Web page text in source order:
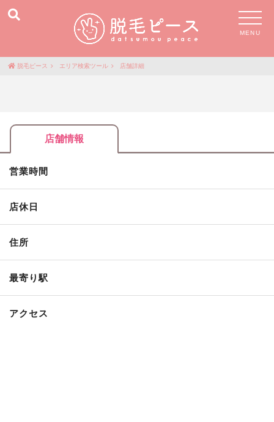
MENU
脱毛ピース エリア検索ツール 店舗詳細
店舗情報
営業時間
店休日
住所
最寄り駅
アクセス